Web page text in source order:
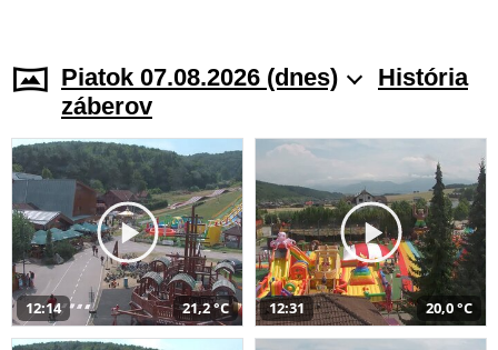
Piatok 07.08.2026 (dnes)
História
záberov
12:14 21,2 °C 12:31 20,0 °C